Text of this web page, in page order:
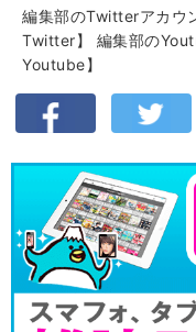
編集部のTwitterアカウ
Twitter】
編集部の
Youtube】